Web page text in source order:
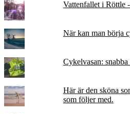
Vattenfallet i Röttle
När kan man börja
Cykelvasan:
Här är den sköna
som följer med.